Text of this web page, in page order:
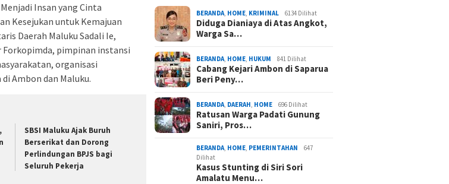
Insan yang Cinta
Kesejukan untuk Kemajuan
Daerah Maluku Sadali Ie,
Forkopimda, pimpinan instansi
organisasi
Ambon dan Maluku.
SBSI Maluku Ajak Buruh
Berserikat dan Dorong
Perlindungan BPJS bagi
Seluruh Pekerja
BERANDA, HOME, KRIMINAL 6134 Dilihat
Diduga Dianiaya di Atas Angkot,
Warga Sa…
BERANDA, HOME, HUKUM 841 Dilihat
Cabang Kejari Ambon di Saparua
Beri Peny…
BERANDA, DAERAH, HOME 696 Dilihat
Ratusan Warga Padati Gunung
Saniri, Pros…
BERANDA, HOME, PEMERINTAHAN
647
Dilihat
Kasus Stunting di Siri Sori
Amalatu Menu…